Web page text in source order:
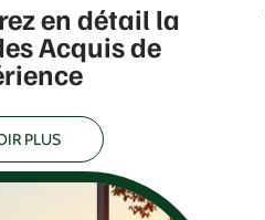
en détail la
Acquis de
PLUS